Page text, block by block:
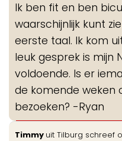
Ik ben fit en ben
waarschijnlijk kunt
eerste taal. Ik kom
leuk gesprek is mijn
voldoende. Is er
de komende weken
bezoeken? -Ryan
Timmy uit Tilburg schreef